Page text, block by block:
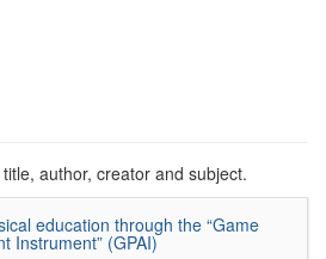
author, creator and subject.
education through the “Game
Instrument” (GPAI)